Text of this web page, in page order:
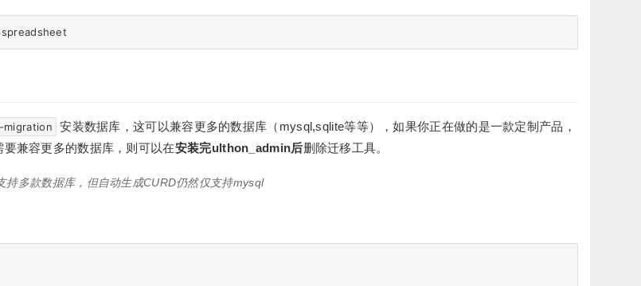
安装数据库，这可以兼容更多的数据库（mysql,sqlite等等），如果你正在做的是一款定制产品，
兼容更多的数据库，则可以在安装完ulthon_admin后删除迁移工具。
持多款数据库，但自动生成CURD仍然仅支持mysql